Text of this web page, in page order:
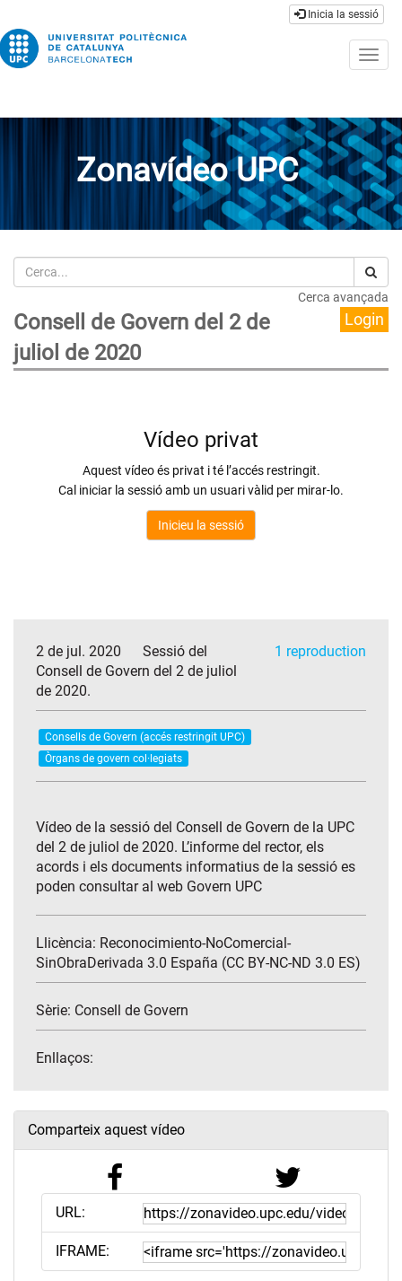
Inicia la sessió
Zonavídeo UPC
Cerca
Cerca avançada
Consell de Govern del 2 de
juliol de 2020
Login
2 de jul. 2020
Sessió del
Consell de Govern del 2 de juliol
de 2020.
1 reproduction
Consells de Govern (accés restringit UPC)
Òrgans de govern col·legiats
Vídeo de la sessió del Consell de Govern de la UPC
del 2 de juliol de 2020. L’informe del rector, els
acords i els documents informatius de la sessió es
poden consultar al web Govern UPC
Llicència: Reconocimiento-NoComercial-
SinObraDerivada 3.0 España (CC BY-NC-ND 3.0 ES)
Sèrie: Consell de Govern
Enllaços:
Comparteix aquest vídeo
URL:
IFRAME: